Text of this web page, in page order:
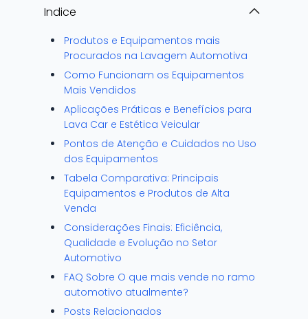
Indice
Produtos e Equipamentos mais
Procurados na Lavagem Automotiva
Como Funcionam os Equipamentos
Mais Vendidos
Aplicações Práticas e Benefícios para
Lava Car e Estética Veicular
Pontos de Atenção e Cuidados no Uso
dos Equipamentos
Tabela Comparativa: Principais
Equipamentos e Produtos de Alta
Venda
Considerações Finais: Eficiência,
Qualidade e Evolução no Setor
Automotivo
FAQ Sobre O que mais vende no ramo
automotivo atualmente?
Posts Relacionados